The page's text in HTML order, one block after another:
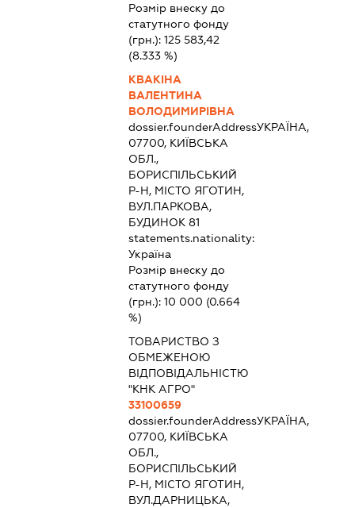
Розмір внеску до
статутного фонду
(грн.):125 583,42
(8.333 %)
КВАКІНА
ВАЛЕНТИНА
ВОЛОДИМИРІВНА
dossier.founderAddressУКРАЇНА,
07700, КИЇВСЬКА
ОБЛ.,
БОРИСПІЛЬСЬКИЙ
Р-Н, МІСТО ЯГОТИН,
ВУЛ.ПАРКОВА,
БУДИНОК 81
statements.nationality:
Україна
Розмір внеску до
статутного фонду
(грн.):10 000 (0.664
%)
ТОВАРИСТВО З
ОБМЕЖЕНОЮ
ВІДПОВІДАЛЬНІСТЮ
"КНК АГРО"
33100659
dossier.founderAddressУКРАЇНА,
07700, КИЇВСЬКА
ОБЛ.,
БОРИСПІЛЬСЬКИЙ
Р-Н, МІСТО ЯГОТИН,
ВУЛ.ДАРНИЦЬКА,